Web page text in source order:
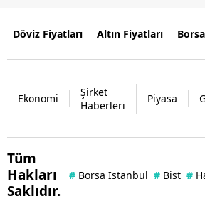
Döviz Fiyatları Altın Fiyatları
Ekonomi
Şirket
Haberleri
Piyasa
Tüm
Hakları
Saklıdır.
# Borsa İstanbul # Bist #